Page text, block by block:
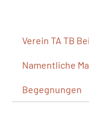
Verein TA TB
Namentliche
Begegnungen